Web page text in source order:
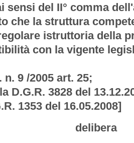
sensi del II° comma
che la struttura
istruttoria della
con la vigente
n. 9 /2005 art. 25;
D.G.R. 3828 del
1353 del 16.05.2008]
delibera